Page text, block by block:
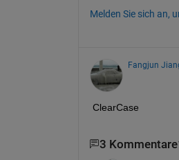
Melden Sie sich an,
Fangjun
ClearCase
3 Kommentare